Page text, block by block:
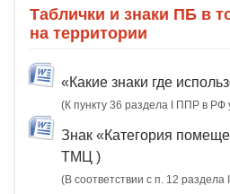
Таблички и знаки ПБ в
на территории
«Какие знаки где
(К пункту 36 раздела I ППР в
Знак «Категория
ТМЦ )
(В соответствии с п. 12